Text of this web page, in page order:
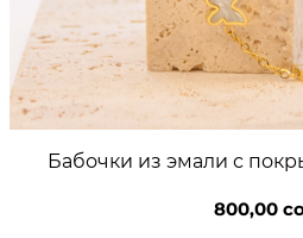
Бабочки из эмали с
800,00